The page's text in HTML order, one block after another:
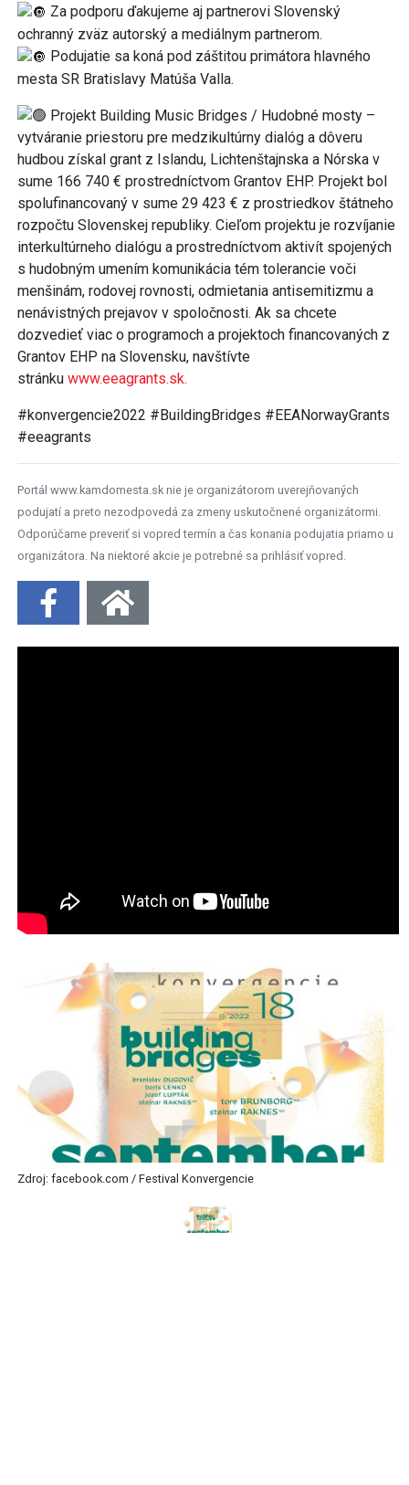
Za podporu ďakujeme aj partnerovi Slovenský
ochranný zväz autorský a mediálnym partnerom.
Podujatie sa koná pod záštitou primátora hlavného
mesta SR Bratislavy Matúša Valla.
Projekt Building Music Bridges / Hudobné mosty –
vytváranie priestoru pre medzikultúrny dialóg a dôveru
hudbou získal grant z Islandu, Lichtenštajnska a Nórska v
sume 166 740 € prostredníctvom Grantov EHP. Projekt bol
spolufinancovaný v sume 29 423 € z prostriedkov štátneho
rozpočtu Slovenskej republiky. Cieľom projektu je rozvíjanie
interkultúrneho dialógu a prostredníctvom aktivít spojených
s hudobným umením komunikácia tém tolerancie voči
menšinám, rodovej rovnosti, odmietania antisemitizmu a
nenávistných prejavov v spoločnosti. Ak sa chcete
dozvedieť viac o programoch a projektoch financovaných z
Grantov EHP na Slovensku, navštívte
stránku www.eeagrants.sk.
#konvergencie2022 #BuildingBridges #EEANorwayGrants
#eeagrants
Portál www.kamdomesta.sk nie je organizátorom uverejňovaných
podujatí a preto nezodpovedá za zmeny uskutočnené organizátormi.
Odporúčame preveriť si vopred termín a čas konania podujatia priamo u
organizátora. Na niektoré akcie je potrebné sa prihlásiť vopred.
Zdroj: facebook.com / Festival Konvergencie